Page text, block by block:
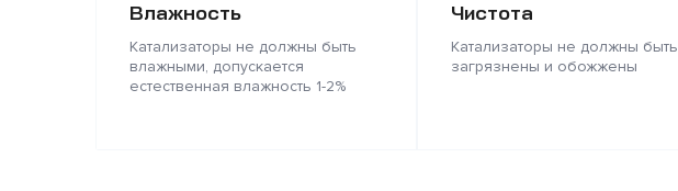
Влажность
Катализаторы не должны быть
влажными, допускается
естественная влажность 1-2%
Чистота
Катализаторы не должны быть
загрязнены и обожжены